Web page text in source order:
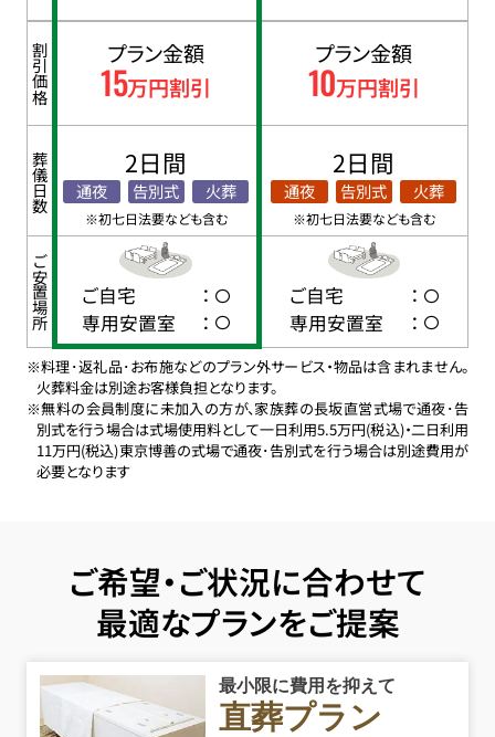
割引価格
葬儀日数
ご安置場所
プラン金額
15万円割引
2日間
通夜 告別式 火葬
※初七日法要なども含む
ご自宅
：
専用安置室
：
プラン金額
10万円割引
2日間
通夜 告別式 火葬
※初七日法要なども含む
ご自宅
：
専用安置室
：
※料理･返礼品･お布施などのプラン外サービス・物品は含まれません。
火葬料金は別途お客様負担となります。
※無料の会員制度に未加入の方が、家族葬の長坂直営式場で通夜･告
別式を行う場合は式場使用料として一日利用5.5万円(税込)・二日利用
11万円(税込)東京博善の式場で通夜･告別式を行う場合は別途費用が
必要となります
ご希望・ご状況に合わせて
最適なプランをご提案
最小限に費用を抑えて
直葬プラン